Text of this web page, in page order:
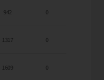
942 0
1317 0
1609 0